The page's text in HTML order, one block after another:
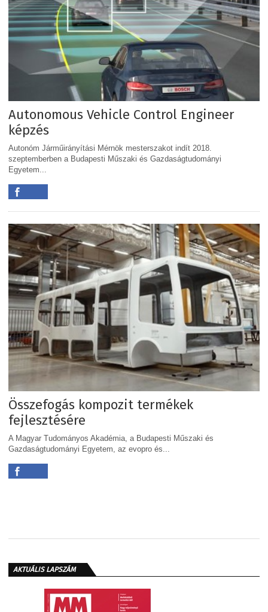
Autonomous Vehicle Control Engineer
képzés
Autonóm Járműirányítási Mérnök mesterszakot indít 2018.
szeptemberben a Budapesti Műszaki és Gazdaságtudományi
Egyetem...
Összefogás kompozit termékek
fejlesztésére
A Magyar Tudományos Akadémia, a Budapesti Műszaki és
Gazdaságtudományi Egyetem, az evopro és...
AKTUÁLIS LAPSZÁM